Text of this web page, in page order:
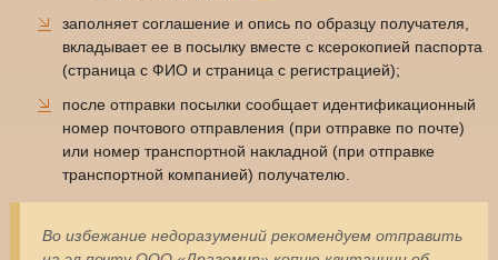
заполняет соглашение и опись по образцу получателя,
вкладывает ее в посылку вместе с ксерокопией паспорта
(страница с ФИО и страница с регистрацией);
после отправки посылки сообщает идентификационный
номер почтового отправления (при отправке по почте)
или номер транспортной накладной (при отправке
транспортной компанией) получателю.
Во избежание недоразумений рекомендуем отправить